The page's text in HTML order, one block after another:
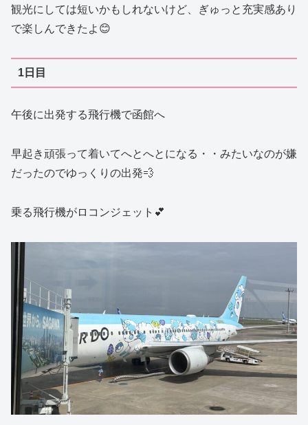
観光にしては短いかもしれないけど、ぎゅっと充実感あり
で楽しんできたよ😊
1日目
午後に出発する飛行機で函館へ
早起き頑張って着いてへとへとになる・・みたいなのが嫌
だったのでゆっくりの出発💨
乗る飛行機がロコンジェット💕